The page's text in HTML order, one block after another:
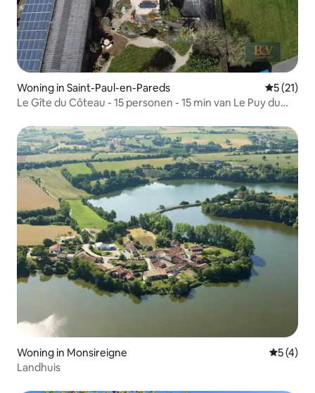
Woning in Saint-Paul-en-Pareds
5 (21)
Le Gîte du Côteau - 15 personen - 15 min van Le Puy du
Woning in Monsireigne
5 (4)
Landhuis